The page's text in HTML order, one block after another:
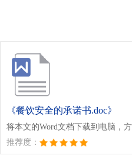
《餐饮安全的承诺书.doc》
将本文的Word文档下载到电脑，
推荐度：